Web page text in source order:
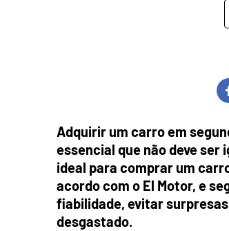
Adquirir um carro em
essencial que não deve
ideal para comprar um
acordo com o El Motor, e
fiabilidade, evitar
desgastado.